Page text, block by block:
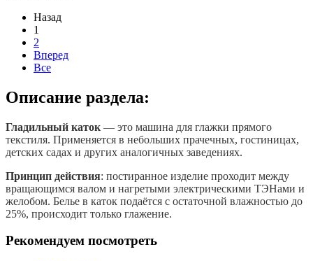
Назад
1
2
Вперед
Все
Описание раздела:
Гладильный каток — это машина для глажки прямого
текстиля. Применяется в небольших прачечных, гостиницах,
детских садах и других аналогичных заведениях.
Принцип действия: постиранное изделие проходит между
вращающимся валом и нагретыми электрическими ТЭНами и
желобом. Белье в каток подаётся с остаточной влажностью до
25%, происходит только глажение.
Рекомендуем посмотреть